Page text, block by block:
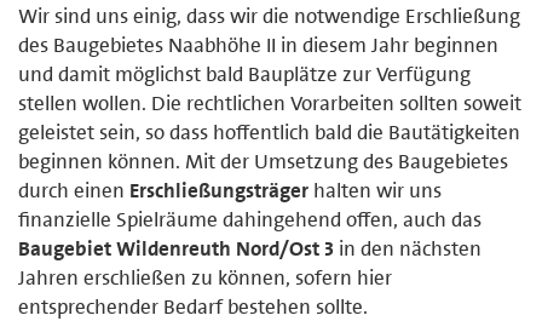
Wir sind uns einig, dass wir die notwendige Erschließung
des Baugebietes Naabhöhe II in diesem Jahr beginnen
und damit möglichst bald Bauplätze zur Verfügung
stellen wollen. Die rechtlichen Vorarbeiten sollten soweit
geleistet sein, so dass hoffentlich bald die Bautätigkeiten
beginnen können. Mit der Umsetzung des Baugebietes
durch einen Erschließungsträger halten wir uns
finanzielle Spielräume dahingehend offen, auch das
Baugebiet Wildenreuth Nord/Ost 3 in den nächsten
Jahren erschließen zu können, sofern hier
entsprechender Bedarf bestehen sollte.